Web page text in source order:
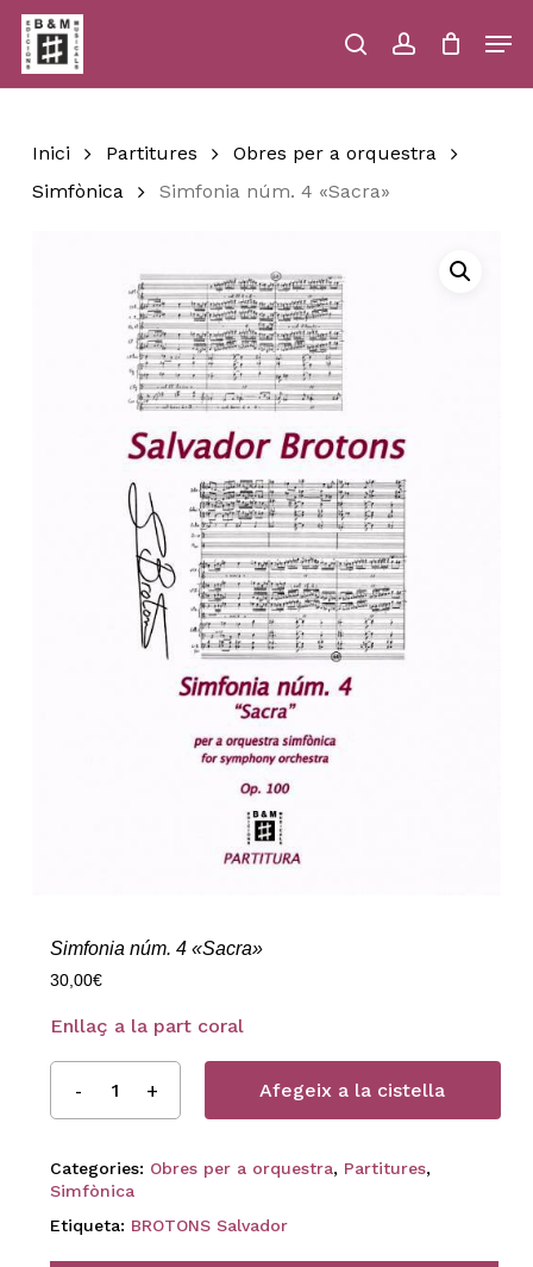
Skip
main
content
searchaccount
Close
Inici Partitures
Obres per a orquestra
Simfònica
Simfonia núm. 4 «Sacra»
Simfonia núm. 4 «Sacra»
30,00€
Enllaç a la part coral
Afegeix a la cistella
Categories: Obres per a orquestra, Partitures,
Simfònica
Etiqueta: BROTONS Salvador
Menu